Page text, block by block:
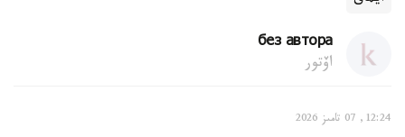
без автора
اۆتور
12:24, 07 تامىز 2026